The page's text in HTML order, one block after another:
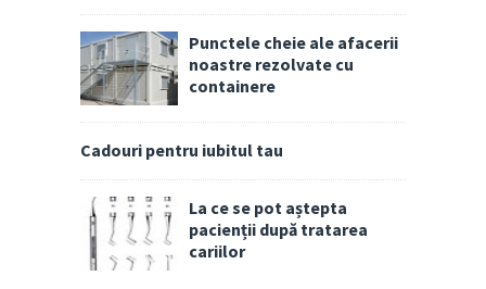
Punctele cheie ale afacerii
noastre rezolvate cu
containere
Cadouri pentru iubitul tau
La ce se pot aștepta
pacienții după tratarea
cariilor